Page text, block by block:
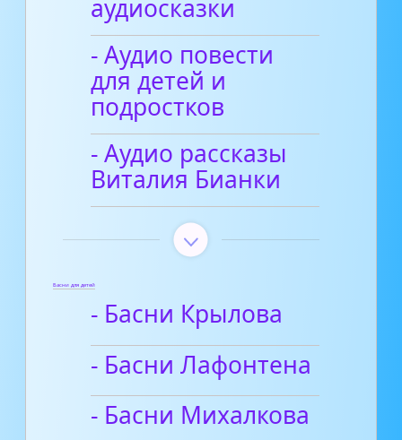
аудиосказки
- Аудио повести
для детей и
подростков
- Аудио рассказы
Виталия Бианки
Басни для детей
- Басни Крылова
- Басни Лафонтена
- Басни Михалкова